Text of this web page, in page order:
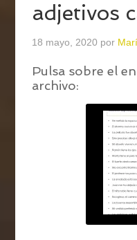
adjetivos
18 mayo, 2020 por
Pulsa sobre el
archivo: